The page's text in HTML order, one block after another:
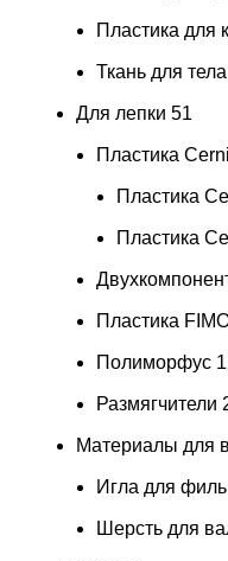
Пластика для
Ткань для
Для лепки 51
Пластика
Пластика
Пластика
Пластика
Полиморфус
Размягчители
Материалы для
Игла для
Шерсть для